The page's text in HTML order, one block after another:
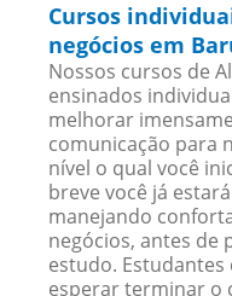
Cursos
negócios em
Nossos cursos de
ensinados
melhorar
comunicação para
nível o qual você
breve você já
manejando
negócios, antes de
estudo.
esperar terminar o